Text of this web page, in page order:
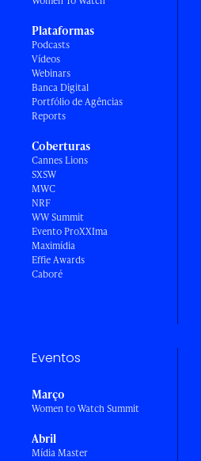
Plataformas
Podcasts
Vídeos
Webinars
Banca Digital
Portfólio de Agências
Reports
Coberturas
Cannes Lions
SXSW
MWC
NRF
WW Summit
Evento ProXXIma
Maximídia
Effie Awards
Caboré
Eventos
Março
Women to Watch Summit
Abril
Mídia Master